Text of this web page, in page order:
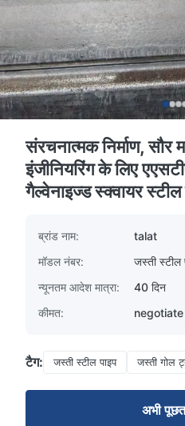
संरचनात्मक निर्माण,
इंजीनियरिंग के लिए
गैल्वेनाइज्ड स्क्वायर
ब्रांड नाम:
talat
मॉडल नंबर:
जस्ती स्टील
न्यूनतम आदेश मात्रा:
40 दिन
कीमत:
negotiate
टैग: जस्ती स्टील पाइप जस्ती गोल
अभी